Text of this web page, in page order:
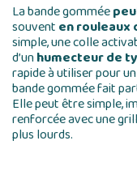
La bande gommée
souvent en rouleaux
simple, une colle
d’unhumecteur de
rapide à utiliser pour
bande gommée fait
Elle peut être simple,
renforcée avec une
plus lourds.